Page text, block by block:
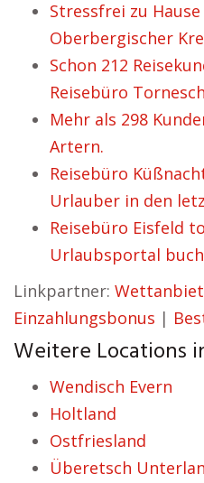
Stressfrei zu
Oberbergischer
Schon 212
Reisebüro
Mehr als 298
Artern.
Reisebüro
Urlauber in den
Reisebüro Eisfeld
Urlaubsportal
Linkpartner:
Einzahlungsbonus |
Weitere Locations
Wendisch Evern
Holtland
Ostfriesland
Überetsch